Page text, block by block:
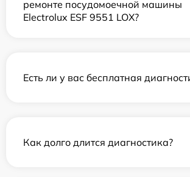
ремонте посудомоечной машины
Electrolux ESF 9551 LOX?
Есть ли у вас бесплатная
Как долго длится диагностика?